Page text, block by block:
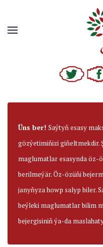
Üns ber! Saýtyň esasy
gözýetimiňizi giňeltmekdir.
maglumatlar esasynda öz-
berilmeýär. Öz-özüňi
janyňyza howp salyp biler.
beýleki maglumatlar bilim
bejergisiniň ýa-da